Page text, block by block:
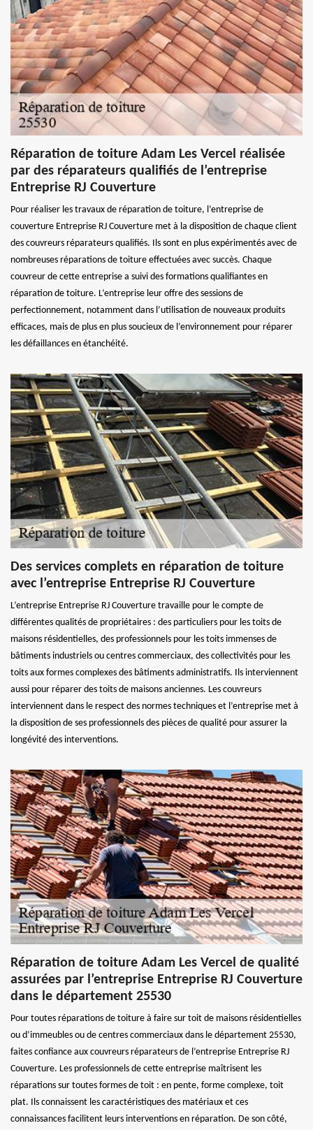
Réparation de toiture Adam Les Vercel réalisée
par des réparateurs qualifiés de l’entreprise
Entreprise RJ Couverture
Pour réaliser les travaux de réparation de toiture, l’entreprise de
couverture Entreprise RJ Couverture met à la disposition de chaque client
des couvreurs réparateurs qualifiés. Ils sont en plus expérimentés avec de
nombreuses réparations de toiture effectuées avec succès. Chaque
couvreur de cette entreprise a suivi des formations qualifiantes en
réparation de toiture. L’entreprise leur offre des sessions de
perfectionnement, notamment dans l’utilisation de nouveaux produits
efficaces, mais de plus en plus soucieux de l’environnement pour réparer
les défaillances en étanchéité.
Des services complets en réparation de toiture
avec l’entreprise Entreprise RJ Couverture
L’entreprise Entreprise RJ Couverture travaille pour le compte de
différentes qualités de propriétaires : des particuliers pour les toits de
maisons résidentielles, des professionnels pour les toits immenses de
bâtiments industriels ou centres commerciaux, des collectivités pour les
toits aux formes complexes des bâtiments administratifs. Ils interviennent
aussi pour réparer des toits de maisons anciennes. Les couvreurs
interviennent dans le respect des normes techniques et l’entreprise met à
la disposition de ses professionnels des pièces de qualité pour assurer la
longévité des interventions.
Réparation de toiture Adam Les Vercel de qualité
assurées par l’entreprise Entreprise RJ Couverture
dans le département 25530
Pour toutes réparations de toiture à faire sur toit de maisons résidentielles
ou d’immeubles ou de centres commerciaux dans le département 25530,
faites confiance aux couvreurs réparateurs de l’entreprise Entreprise RJ
Couverture. Les professionnels de cette entreprise maîtrisent les
réparations sur toutes formes de toit : en pente, forme complexe, toit
plat. Ils connaissent les caractéristiques des matériaux et ces
connaissances facilitent leurs interventions en réparation. De son côté,